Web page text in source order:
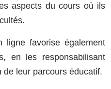
aspects du cours où ils
favorise également
en les responsabilisant
leur parcours éducatif.